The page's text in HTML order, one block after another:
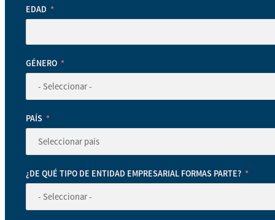
EDAD
GÉNERO
PAÍS
¿DE QUÉ TIPO DE ENTIDAD EMPRESARIAL FORMAS PARTE?